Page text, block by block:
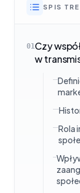
SPIS
01Czy
w
Rola